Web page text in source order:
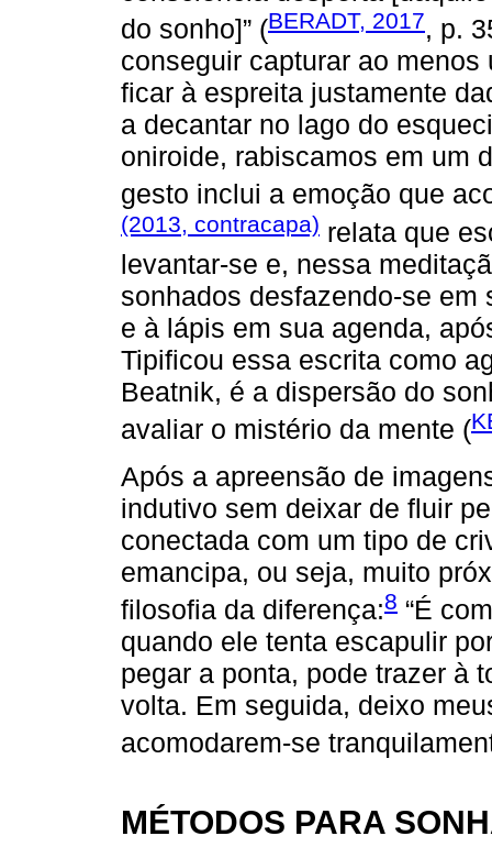
do sonho]” (BERADT, 2017, p.
conseguir capturar ao
ficar à espreita justamente
a decantar no lago do
oniroide, rabiscamos em um
gesto inclui a emoção que
(2013, contracapa) relata que
levantar-se e, nessa
sonhados desfazendo-se em
e à lápis em sua agenda,
Tipificou essa escrita como
Beatnik, é a dispersão do
avaliar o mistério da mente (
Após a apreensão de
indutivo sem deixar de fluir
conectada com um tipo de
emancipa, ou seja, muito
filosofia da diferença:8 “É
quando ele tenta escapulir
pegar a ponta, pode trazer à
volta. Em seguida, deixo
acomodarem-se
MÉTODOS PARA